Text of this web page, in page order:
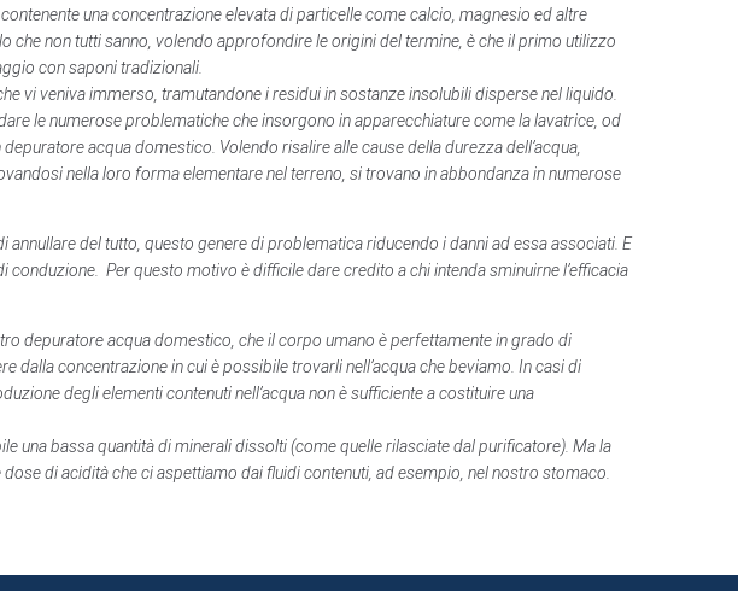
una concentrazione elevata di particelle come calcio, magnesio ed altre
che non tutti sanno, volendo approfondire le origini del termine, è che il primo utilizzo
con saponi tradizionali.
vi veniva immerso, tramutandone i residui in sostanze insolubili disperse nel liquido.
le numerose problematiche che insorgono in apparecchiature come la lavatrice, od
acqua domestico. Volendo risalire alle cause della durezza dell’acqua,
nella loro forma elementare nel terreno, si trovano in abbondanza in numerose
del tutto, questo genere di problematica riducendo i danni ad essa associati. E
Per questo motivo è difficile dare credito a chi intenda sminuirne l’efficacia
depuratore acqua domestico, che il corpo umano è perfettamente in grado di
concentrazione in cui è possibile trovarli nell’acqua che beviamo. In casi di
degli elementi contenuti nell’acqua non è sufficiente a costituire una
una bassa quantità di minerali dissolti (come quelle rilasciate dal purificatore). Ma la
di acidità che ci aspettiamo dai fluidi contenuti, ad esempio, nel nostro stomaco.